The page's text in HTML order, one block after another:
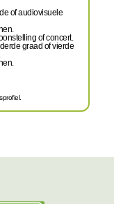
of audiovisuele
of concert.
graad of vierde